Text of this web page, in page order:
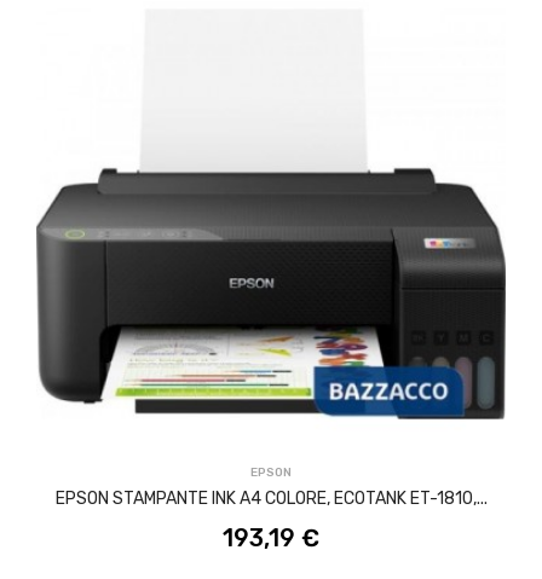
EPSON
EPSON STAMPANTE INK A4 COLORE, ECOTANK ET-1810,...
193,19 €
ACQUISTA